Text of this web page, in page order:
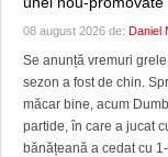
08 august 2026 de: Daniel
Se anunță vremuri
sezon a fost de chin.
măcar bine, acum
partide, în care a jucat
bănățeană a cedat cu 1-